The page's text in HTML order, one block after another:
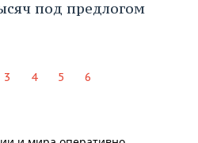
под предлогом
3 4 5 6